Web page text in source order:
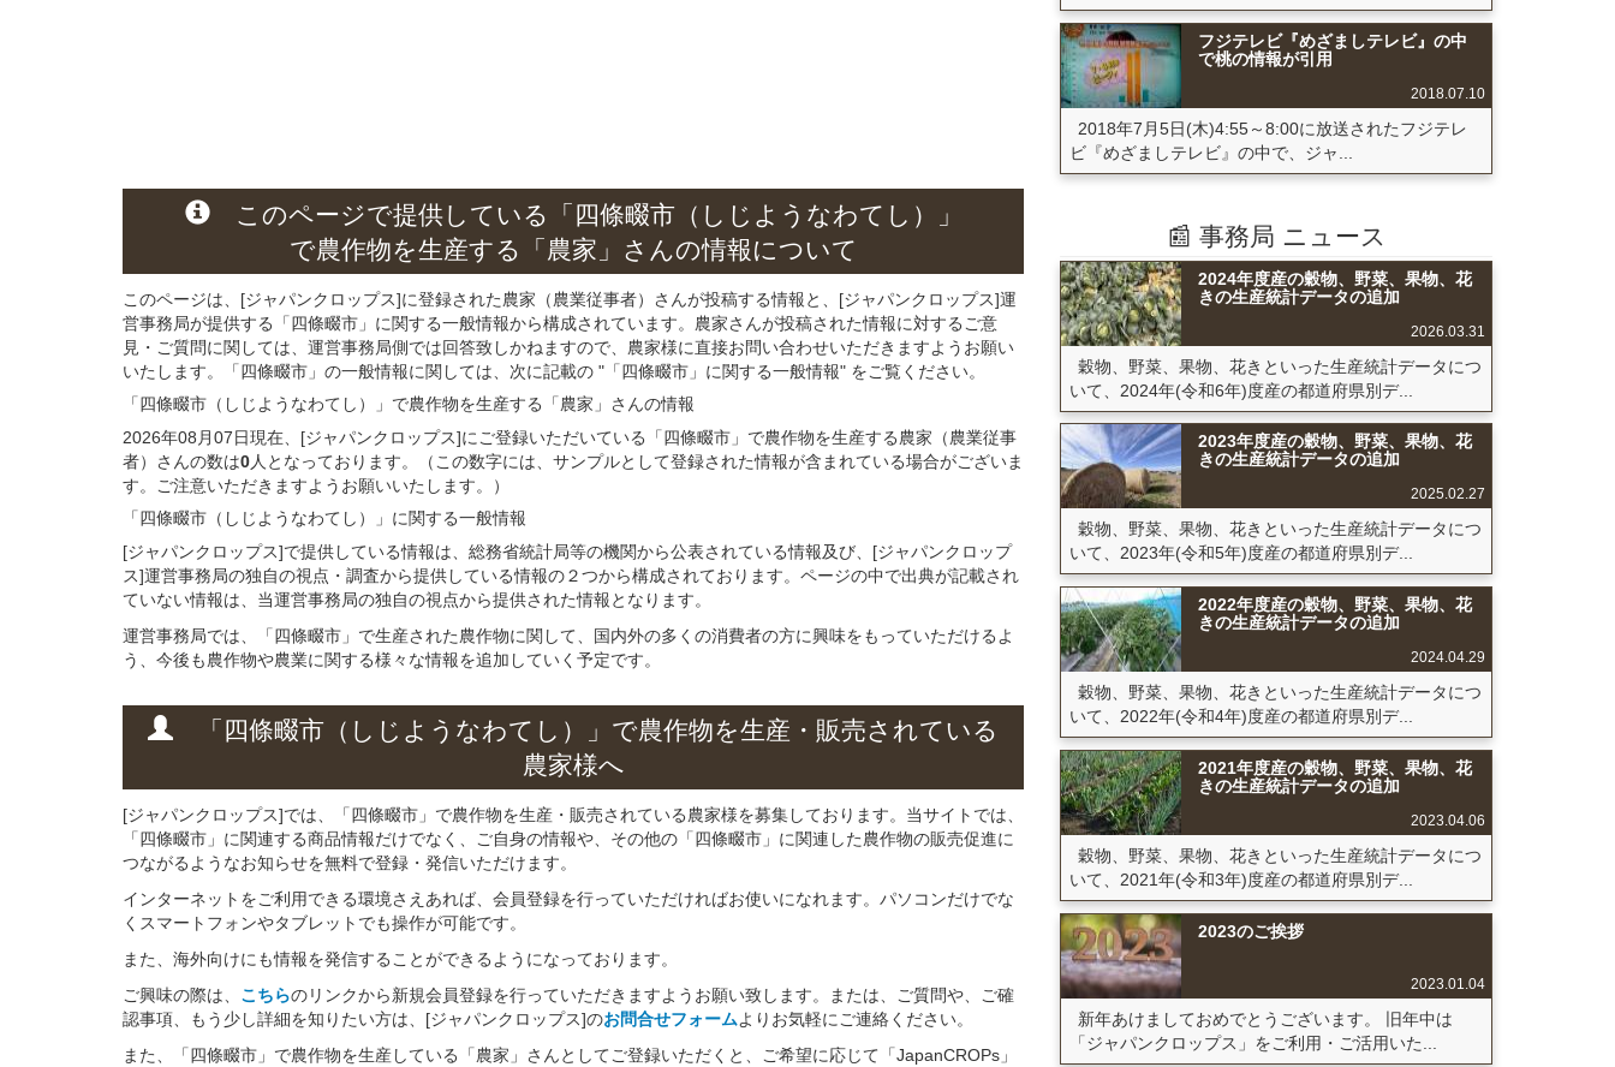
このページで提供している
「四條畷市（しじようなわてし）」
で農作物を生産する
「農家」さんの情報について
このページは、[ジャパンクロップス]に登録された農家（農業従事者）さんが投稿する情報と、[ジャパンクロップス]運
営事務局が提供する「四條畷市」に関する一般情報から構成されています。農家さんが投稿された情報に対するご意
見・ご質問に関しては、運営事務局側では回答致しかねますので、農家様に直接お問い合わせいただきますようお願い
いたします。「四條畷市」の一般情報に関しては、次に記載の "「四條畷市」に関する一般情報" をご覧ください。
「四條畷市（しじようなわてし）」 で農作物を生産する 「農家」さんの情報
2026年08月07日現在、[ジャパンクロップス]にご登録いただいている「四條畷市」で農作物を生産する農家（農業従事
者）さんの数は0人となっております。（この数字には、サンプルとして登録された情報が含まれている場合がございま
す。ご注意いただきますようお願いいたします。）
「四條畷市（しじようなわてし）」 に関する一般情報
[ジャパンクロップス]で提供している情報は、総務省統計局等の機関から公表されている情報及び、[ジャパンクロップ
ス]運営事務局の独自の視点・調査から提供している情報の２つから構成されております。ページの中で出典が記載され
ていない情報は、当運営事務局の独自の視点から提供された情報となります。
運営事務局では、「四條畷市」で生産された農作物に関して、国内外の多くの消費者の方に興味をもっていただけるよ
う、今後も農作物や農業に関する様々な情報を追加していく予定です。
「四條畷市（しじようなわてし）」 で農作物を生産・販売されている
農家様へ
[ジャパンクロップス]では、「四條畷市」で農作物を生産・販売されている農家様を募集しております。当サイトでは、
「四條畷市」に関連する商品情報だけでなく、ご自身の情報や、その他の「四條畷市」に関連した農作物の販売促進に
つながるようなお知らせを無料で登録・発信いただけます。
インターネットをご利用できる環境さえあれば、会員登録を行っていただければお使いになれます。パソコンだけでな
くスマートフォンやタブレットでも操作が可能です。
また、海外向けにも情報を発信することができるようになっております。
ご興味の際は、 こちらのリンクから新規会員登録を行っていただきますようお願い致します。または、ご質問や、ご確
認事項、もう少し詳細を知りたい方は、[ジャパンクロップス]のお問合せフォームよりお気軽にご連絡ください。
また、「四條畷市」で農作物を生産している「農家」さんとしてご登録いただくと、ご希望に応じて「JapanCROPs」
フジテレビ『めざましテレビ』の中
で桃の情報が引用
2018.07.10
2018年7月5日(木)4:55～8:00に放送されたフジテレ
ビ『めざましテレビ』の中で、ジャ...
📰 事務局 ニュース
2024年度産の穀物、野菜、果物、花
きの生産統計データの追加
2026.03.31
穀物、野菜、果物、花きといった生産統計データにつ
いて、2024年(令和6年)度産の都道府県別デ...
2023年度産の穀物、野菜、果物、花
きの生産統計データの追加
2025.02.27
穀物、野菜、果物、花きといった生産統計データにつ
いて、2023年(令和5年)度産の都道府県別デ...
2022年度産の穀物、野菜、果物、花
きの生産統計データの追加
2024.04.29
穀物、野菜、果物、花きといった生産統計データにつ
いて、2022年(令和4年)度産の都道府県別デ...
2021年度産の穀物、野菜、果物、花
きの生産統計データの追加
2023.04.06
穀物、野菜、果物、花きといった生産統計データにつ
いて、2021年(令和3年)度産の都道府県別デ...
2023のご挨拶
2023.01.04
新年あけましておめでとうございます。 旧年中は
「ジャパンクロップス」をご利用・ご活用いた...